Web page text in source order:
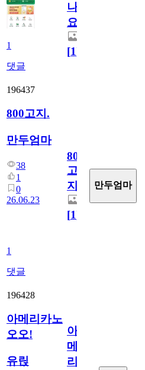
1
댓글
나
요)
[1]
196437
800고지.
만두엄마
38
1
0
26.06.23
1
댓글
800
고
지.
[1]
만두엄마
196428
아메리카노
오오!
유릱
아
메
리